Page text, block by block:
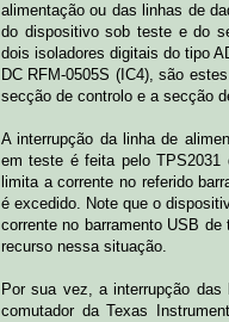
alimentação ou das linhas de
do dispositivo sob teste e do
dois isoladores digitais do tipo
DC RFM-0505S (IC4), são
secção de controlo e a secção
A interrupção da linha de
em teste é feita pelo TPS2031
limita a corrente no referido
é excedido. Note que o
corrente no barramento USB
recurso nessa situação.
Por sua vez, a interrupção
comutador da Texas